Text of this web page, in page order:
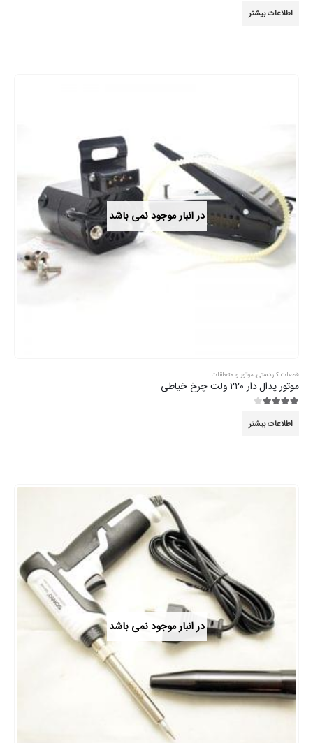
اطلاعات بیشتر
در انبار موجود نمی باشد
قطعات کاردستی, موتور و متعلقات
موتور پدال دار 220 ولت چرخ خیاطی
اطلاعات بیشتر
در انبار موجود نمی باشد